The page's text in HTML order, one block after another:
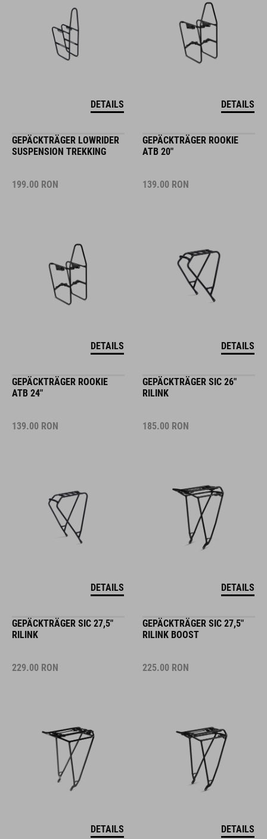
DETAILS DETAILS
GEPÄCKTRÄGER LOWRIDER
SUSPENSION TREKKING
199.00 RON
DETAILS
GEPÄCKTRÄGER ROOKIE
ATB 20"
139.00 RON
DETAILS
GEPÄCKTRÄGER ROOKIE
ATB 24"
139.00 RON
DETAILS
GEPÄCKTRÄGER SIC 26"
RILINK
185.00 RON
DETAILS
GEPÄCKTRÄGER SIC 27,5"
RILINK
229.00 RON
DETAILS
GEPÄCKTRÄGER SIC 27,5"
RILINK BOOST
225.00 RON
DETAILS